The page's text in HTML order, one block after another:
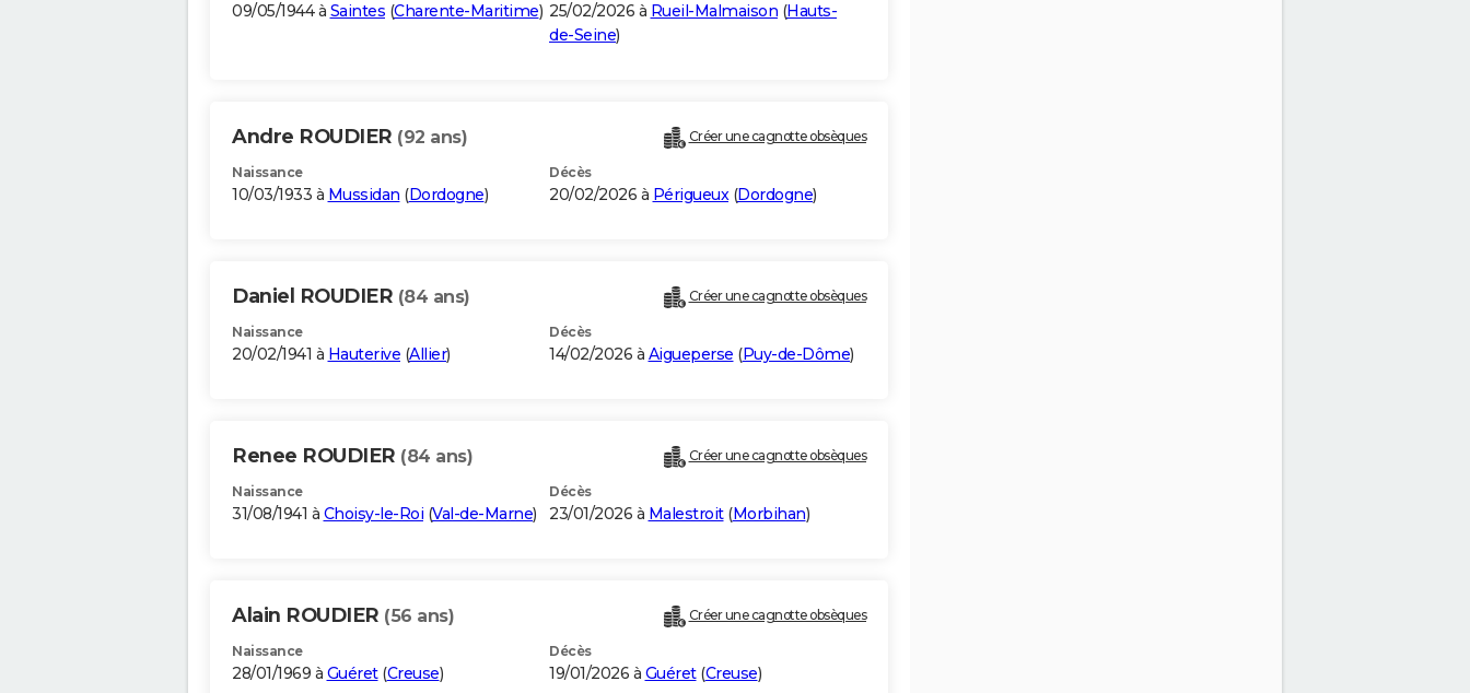
09/05/1944 à Saintes (Charente-Maritime) 25/02/2026 à Rueil-Malmaison (Hauts-
de-Seine)
Andre ROUDIER (92 ans) Créer une cagnotte obsèques
Naissance
10/03/1933 à Mussidan (Dordogne)
Décès
20/02/2026 à Périgueux(Dordogne)
Daniel ROUDIER (84 ans) Créer une cagnotte obsèques
Naissance
20/02/1941 à Hauterive (Allier)
Décès
14/02/2026 à Aigueperse (Puy-de-Dôme)
Renee ROUDIER (84 ans) Créer une cagnotte obsèques
Naissance
31/08/1941 à Choisy-le-Roi (Val-de-Marne)
Décès
23/01/2026 à Malestroit(Morbihan)
Alain ROUDIER (56 ans) Créer une cagnotte obsèques
Naissance
28/01/1969 à Guéret(Creuse)
Décès
19/01/2026 à Guéret(Creuse)